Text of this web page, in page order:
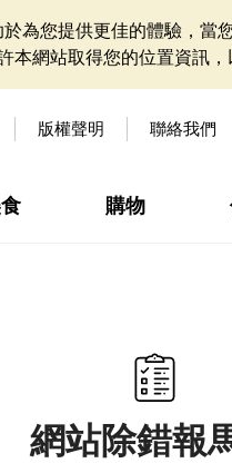
為您提供更佳的體驗，當
網站取得您的位置資訊，
版權聲明 聯絡我們
購物
網站除錯報